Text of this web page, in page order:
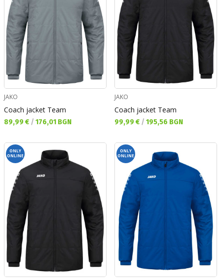
JAKO
Coach jacket Team
Текуща цена:
89,99 € / 176,01 BGN
JAKO
Coach jacket Team
Текуща цена:
99,99 € / 195,56 BGN
ONLY
ONLINE
ONLY
ONLINE